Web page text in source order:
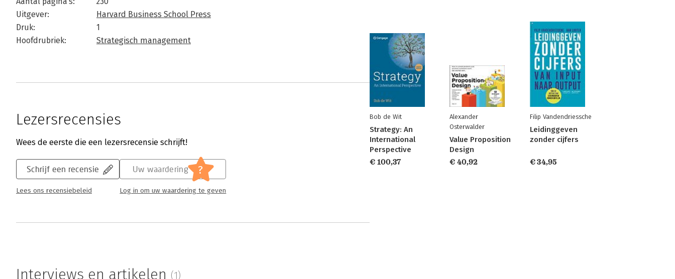
Uitgever:
Harvard Business School Press
Druk:
1
Hoofdrubriek:
Strategisch management
Lezersrecensies
Wees de eerste die een lezersrecensie schrijft!
Schrijf een recensie
Lees ons recensiebeleid
Uw waardering ?
Log in om uw waardering te geven
Interviews en artikelen (1)
Bob de Wit
Strategy: An
International
Perspective
€ 100,37
Alexander
Osterwalder
Value Proposition
Design
€ 40,92
Filip Vandendriessche
Leidinggeven
zonder cijfers
€ 34,95